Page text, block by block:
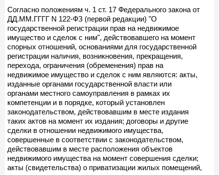
Согласно положениям ч. 1 ст. 17 Федерального закона от
ДД.ММ.ГГГГ N 122-ФЗ (первой редакции) "О
государственной регистрации прав на недвижимое
имущество и сделок с ним", действовавшего на момент
спорных отношений, основаниями для государственной
регистрации наличия, возникновения, прекращения,
перехода, ограничения (обременения) прав на
недвижимое имущество и сделок с ним являются: акты,
изданные органами государственной власти или
органами местного самоуправления в рамках их
компетенции и в порядке, который установлен
законодательством, действовавшим в месте издания
таких актов на момент их издания; договоры и другие
сделки в отношении недвижимого имущества,
совершенные в соответствии с законодательством,
действовавшим в месте расположения объектов
недвижимого имущества на момент совершения сделки;
акты (свидетельства) о приватизации жилых помещений,